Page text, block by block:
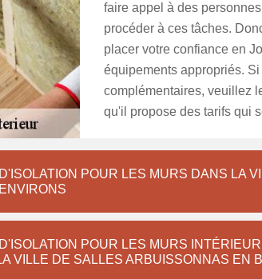
faire appel à des
procéder à ces tâches.
placer votre confiance en
équipements appropriés.
complémentaires, veuillez
qu'il propose des tarifs qui
POUR LES MURS DANS LA
POUR LES MURS
VILLE DE SALLES ARBUISSONNAS EN